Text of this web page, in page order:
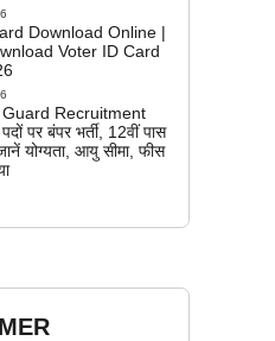
Download Online |
Voter ID Card
Recruitment
पर बंपर भर्ती, 12वीं पास
योग्यता, आयु सीमा, फीस